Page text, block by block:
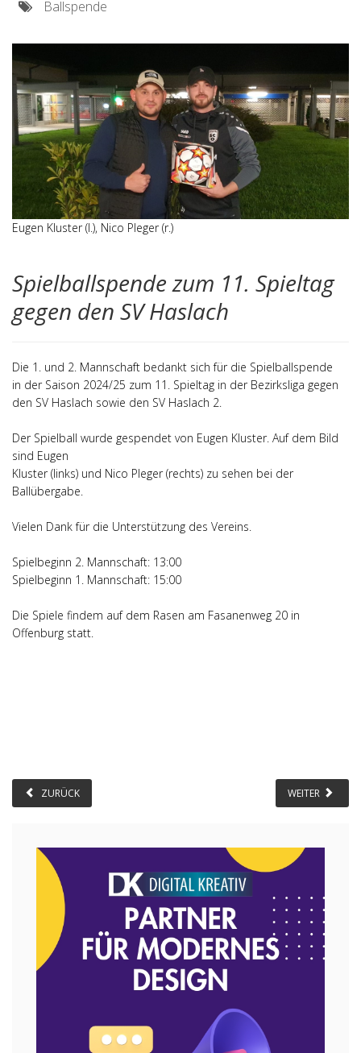
Ballspende
Eugen Kluster (l.), Nico Pleger (r.)
Spielballspende zum 11. Spieltag
gegen den SV Haslach
Die 1. und 2. Mannschaft bedankt sich für die Spielballspende
in der Saison 2024/25 zum 11. Spieltag in der Bezirksliga gegen
den SV Haslach sowie den SV Haslach 2.
Der Spielball wurde gespendet von Eugen Kluster. Auf dem Bild
sind Eugen
Kluster (links) und Nico Pleger (rechts) zu sehen bei der
Ballübergabe.
Vielen Dank für die Unterstützung des Vereins.
Spielbeginn 2. Mannschaft: 13:00
Spielbeginn 1. Mannschaft: 15:00
Die Spiele findem auf dem Rasen am Fasanenweg 20 in
Offenburg statt.
ZURÜCK WEITER